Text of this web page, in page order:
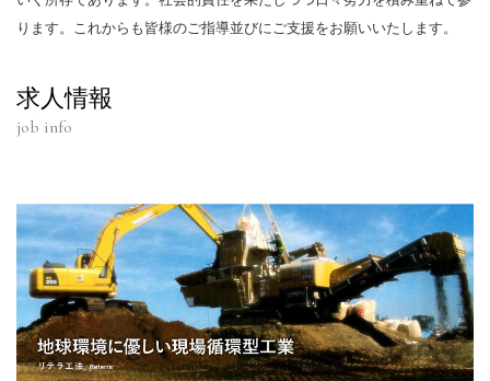
ります。これからも皆様のご指導並びにご支援をお願いいたします。
求人情報
job info